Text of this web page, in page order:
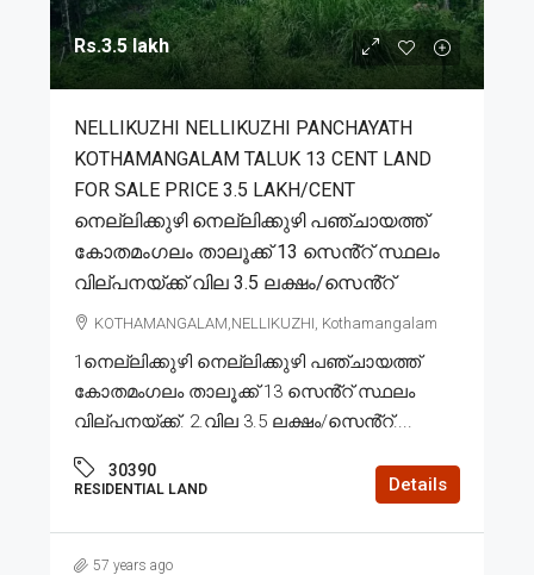
Rs.3.5 lakh
NELLIKUZHI NELLIKUZHI PANCHAYATH
KOTHAMANGALAM TALUK 13 CENT LAND
FOR SALE PRICE 3.5 LAKH/CENT
നെല്ലിക്കുഴി നെല്ലിക്കുഴി പഞ്ചായത്ത്
കോതമംഗലം താലൂക്ക് 13 സെൻ്റ് സ്ഥലം
വില്പനയ്ക്ക് വില 3.5 ലക്ഷം/സെൻ്റ്
KOTHAMANGALAM,NELLIKUZHI, Kothamangalam
1നെല്ലിക്കുഴി നെല്ലിക്കുഴി പഞ്ചായത്ത്
കോതമംഗലം താലൂക്ക് 13 സെൻ്റ് സ്ഥലം
വില്പനയ്ക്ക്. 2.വില 3.5 ലക്ഷം/സെൻ്റ്....
30390
RESIDENTIAL LAND Details
57 years ago